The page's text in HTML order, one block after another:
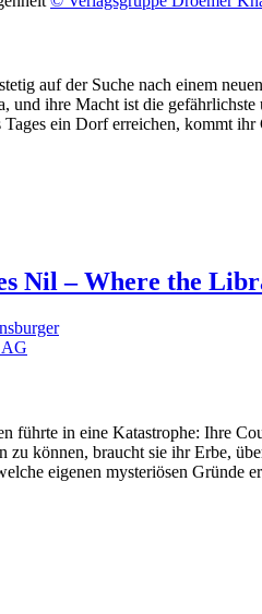
auf der Suche nach einem
und ihre Macht ist die
Tages ein Dorf erreichen, kommt
Nil – Where the
führte in eine Katastrophe: Ihre
zu können, braucht sie ihr Erbe,
eigenen mysteriösen